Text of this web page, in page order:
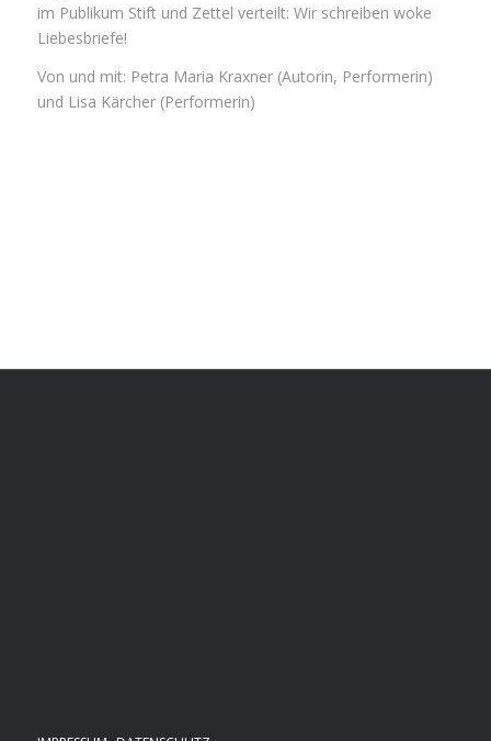
im Publikum Stift und Zettel verteilt: Wir schreiben woke
Liebesbriefe!
Von und mit: Petra Maria Kraxner (Autorin, Performerin)
und Lisa Kärcher (Performerin)